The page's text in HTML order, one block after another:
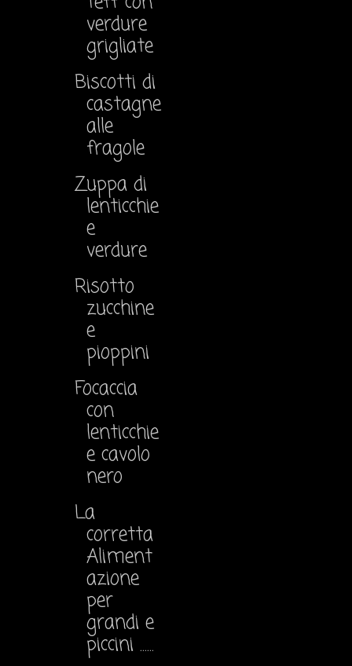
verdure
grigliate
Biscotti di
castagne
alle
fragole
Zuppa di
lenticchie
e
verdure
Risotto
zucchine
e
pioppini
Focaccia
con
lenticchie
e cavolo
nero
La
corretta
Aliment
azione
per
grandi e
piccini ......